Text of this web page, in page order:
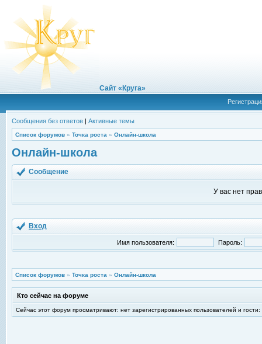
Сайт «Круга»
Сообщения без ответов | Активные темы
Список форумов » Точка роста » Онлайн-школа
Онлайн-школа
Сообщение
У вас нет
Вход
Имя пользователя: Пароль:
Список форумов » Точка роста » Онлайн-школа
Кто сейчас на форуме
Сейчас этот форум просматривают: нет зарегистрированных пользователей и гости: